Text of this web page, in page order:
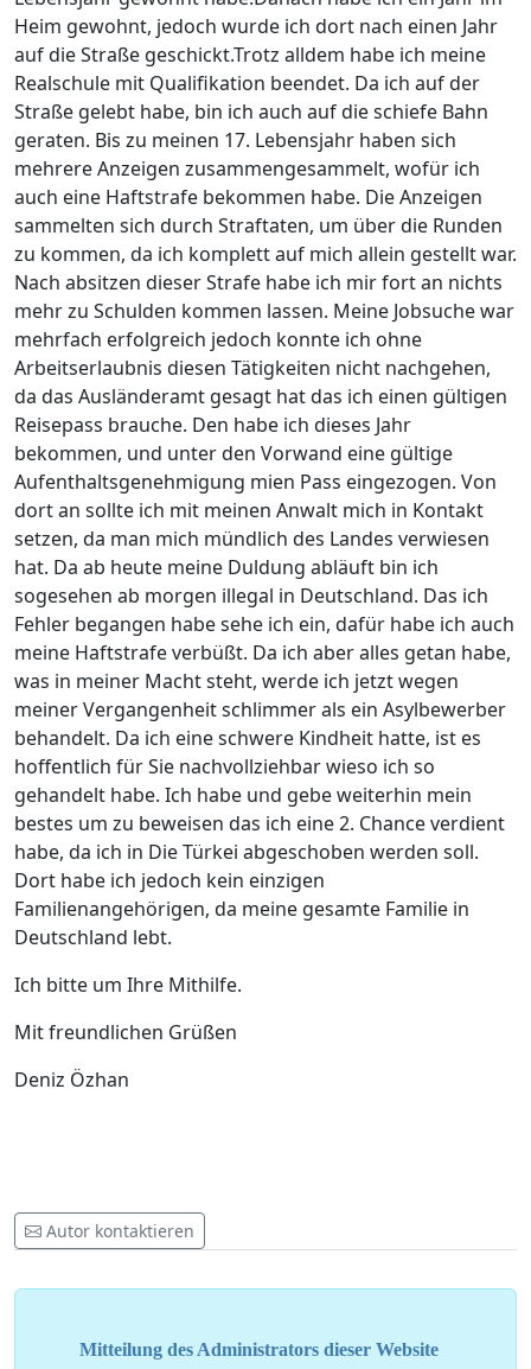
Heim gewohnt, jedoch wurde ich dort nach einen Jahr
auf die Straße geschickt.Trotz alldem habe ich meine
Realschule mit Qualifikation beendet. Da ich auf der
Straße gelebt habe, bin ich auch auf die schiefe Bahn
geraten. Bis zu meinen 17. Lebensjahr haben sich
mehrere Anzeigen zusammengesammelt, wofür ich
auch eine Haftstrafe bekommen habe. Die Anzeigen
sammelten sich durch Straftaten, um über die Runden
zu kommen, da ich komplett auf mich allein gestellt war.
Nach absitzen dieser Strafe habe ich mir fort an nichts
mehr zu Schulden kommen lassen. Meine Jobsuche war
mehrfach erfolgreich jedoch konnte ich ohne
Arbeitserlaubnis diesen Tätigkeiten nicht nachgehen,
da das Ausländeramt gesagt hat das ich einen gültigen
Reisepass brauche. Den habe ich dieses Jahr
bekommen, und unter den Vorwand eine gültige
Aufenthaltsgenehmigung mien Pass eingezogen. Von
dort an sollte ich mit meinen Anwalt mich in Kontakt
setzen, da man mich mündlich des Landes verwiesen
hat. Da ab heute meine Duldung abläuft bin ich
sogesehen ab morgen illegal in Deutschland. Das ich
Fehler begangen habe sehe ich ein, dafür habe ich auch
meine Haftstrafe verbüßt. Da ich aber alles getan habe,
was in meiner Macht steht, werde ich jetzt wegen
meiner Vergangenheit schlimmer als ein Asylbewerber
behandelt. Da ich eine schwere Kindheit hatte, ist es
hoffentlich für Sie nachvollziehbar wieso ich so
gehandelt habe. Ich habe und gebe weiterhin mein
bestes um zu beweisen das ich eine 2. Chance verdient
habe, da ich in Die Türkei abgeschoben werden soll.
Dort habe ich jedoch kein einzigen
Familienangehörigen, da meine gesamte Familie in
Deutschland lebt.
Ich bitte um Ihre Mithilfe.
Mit freundlichen Grüßen
Deniz Özhan
Autor kontaktieren
Mitteilung des Administrators dieser Website